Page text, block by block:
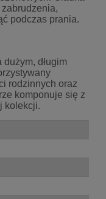
zabrudzenia,
podczas prania.
długim
rodzinnych oraz
komponuje się z
kolekcji.